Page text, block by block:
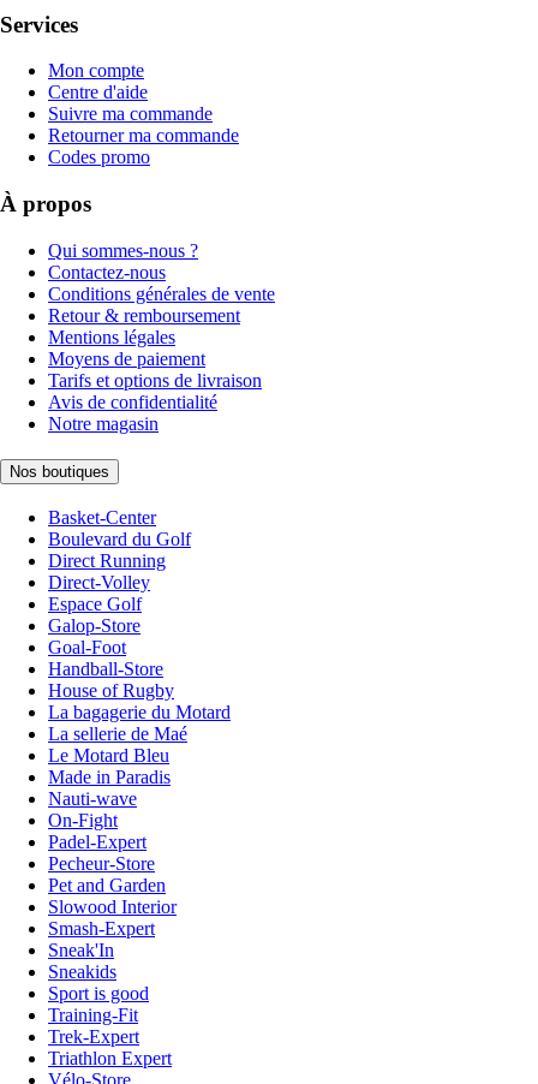
Services
Mon compte
Centre d'aide
Suivre ma commande
Retourner ma commande
Codes promo
À propos
Qui sommes-nous ?
Contactez-nous
Conditions générales de vente
Retour & remboursement
Mentions légales
Moyens de paiement
Tarifs et options de livraison
Avis de confidentialité
Notre magasin
Nos boutiques
Basket-Center
Boulevard du Golf
Direct Running
Direct-Volley
Espace Golf
Galop-Store
Goal-Foot
Handball-Store
House of Rugby
La bagagerie du Motard
La sellerie de Maé
Le Motard Bleu
Made in Paradis
Nauti-wave
On-Fight
Padel-Expert
Pecheur-Store
Pet and Garden
Slowood Interior
Smash-Expert
Sneak'In
Sneakids
Sport is good
Training-Fit
Trek-Expert
Triathlon Expert
Vélo-Store